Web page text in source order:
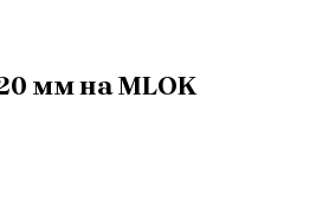
мм на MLOK